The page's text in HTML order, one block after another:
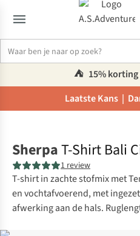
⛺️ 15%
Laatste Kans |
SherpaT-Shirt Bali
1 review
T-shirt in zachte stofmix met
en vochtafvoerend, met
afwerking aan de hals.